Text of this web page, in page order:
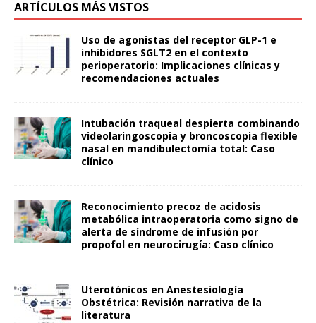
ARTÍCULOS MÁS VISTOS
Uso de agonistas del receptor GLP-1 e
inhibidores SGLT2 en el contexto
perioperatorio: Implicaciones clínicas y
recomendaciones actuales
Intubación traqueal despierta combinando
videolaringoscopia y broncoscopia flexible
nasal en mandibulectomía total: Caso
clínico
Reconocimiento precoz de acidosis
metabólica intraoperatoria como signo de
alerta de síndrome de infusión por
propofol en neurocirugía: Caso clínico
Uterotónicos en Anestesiología
Obstétrica: Revisión narrativa de la
literatura